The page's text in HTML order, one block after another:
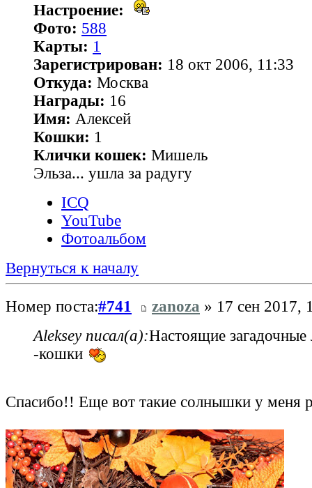
Настроение:
Фото: 588
Карты: 1
Зарегистрирован: 18 окт 2006, 11:33
Откуда: Москва
Награды: 16
Имя: Алексей
Кошки: 1
Клички кошек: Мишель
Эльза... ушла за радугу
ICQ
YouTube
Фотоальбом
Вернуться к началу
Номер поста:#741 zanoza » 17 сен 2017,
Aleksey писал(а):Настоящие
-кошки
Спасибо!! Еще вот такие солнышки у меня